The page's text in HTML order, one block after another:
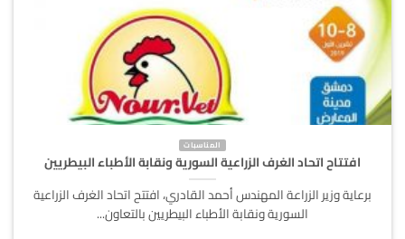
المناسبات
افتتاح اتحاد الغرف الزراعية السورية ونقابة الأطباء ‏البيطريين
برعاية وزير الزراعة المهندس أحمد القادري، افتتح اتحاد الغرف الزراعية
السورية ونقابة الأطباء ‏البيطريين بالتعاون...